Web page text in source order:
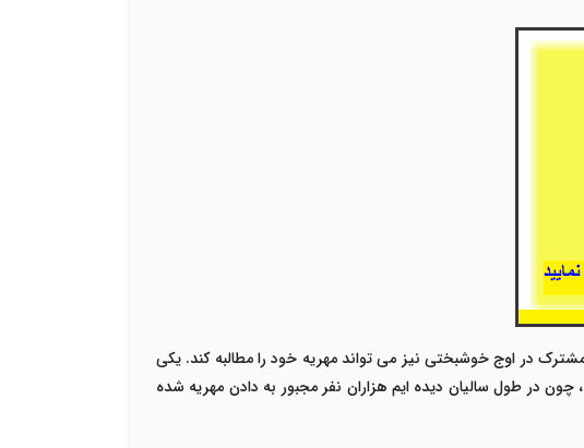
در اوج خوشبختی نیز می تواند مهریه خود را مطالبه کند. یکی
در طول سالیان دیده ایم هزاران نفر مجبور به دادن مهریه شده